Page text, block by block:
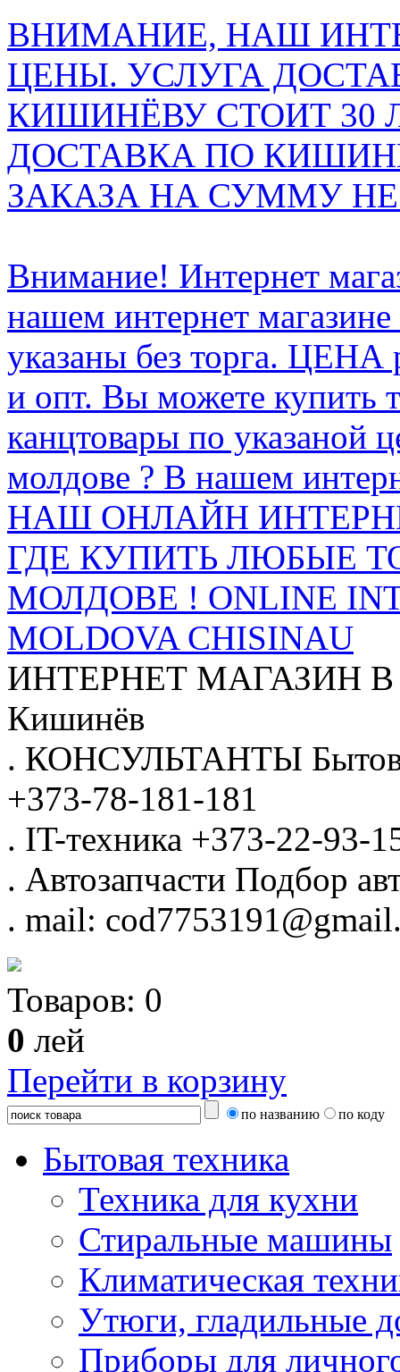
ВНИМАНИЕ, НАШ
ЦЕНЫ. УСЛУГА
КИШИНЁВУ СТОИТ 30
ДОСТАВКА ПО
ЗАКАЗА НА СУММУ НЕ
Внимание! Интернет
нашем интернет
указаны без торга.
и опт. Вы можете купить
канцтовары по указаной
молдове ? В нашем
НАШ ОНЛАЙН
ГДЕ КУПИТЬ ЛЮБЫЕ
МОЛДОВЕ ! ONLINE
MOLDOVA CHISINAU
ИНТЕРНЕТ МАГАЗИН
Кишинёв
. КОНСУЛЬТАНТЫ
+373-78-181-181
. IT-техника +373-22-93-
. Автозапчасти Подбор
. mail:
Товаров: 0
0 лей
Перейти в корзину
по названию по коду
Бытовая техника
Техника для кухни
Стиральные машины
Климатическая
Утюги, гладильные
Приборы для